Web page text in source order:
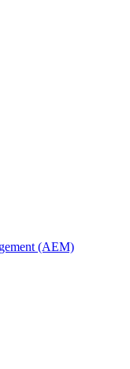
(AEM)